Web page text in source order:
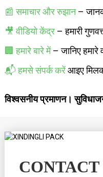
📰 समाचार और रुझान–
🎥 वीडियो केंद्र– हमारी
🏢 हमारे बारे में– जानिए हमारे
📬 हमसे संपर्क करेंआइए
विश्वसनीय प्रमाणन।
CONTACT